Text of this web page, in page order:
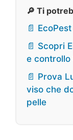
🔎 Ti
📄
📄 Scopri
e
📄 Prova
viso che
pelle